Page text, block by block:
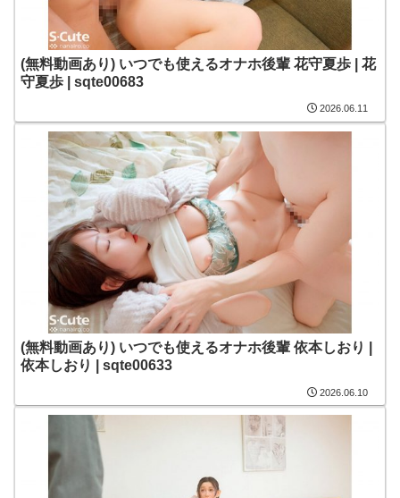
(無料動画あり) いつでも使えるオナホ後輩 花守夏歩 | 花
守夏歩 | sqte00683
2026.06.11
(無料動画あり) いつでも使えるオナホ後輩 依本しおり |
依本しおり | sqte00633
2026.06.10